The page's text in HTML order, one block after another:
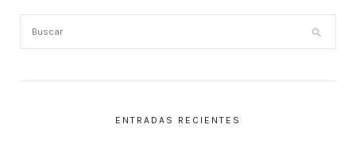
ENTRADAS RECIENTES